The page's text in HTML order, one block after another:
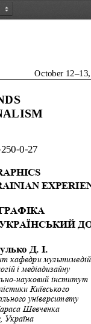
October 12–
250-0-27
HICS
EXPE
ФІКА
Д. І.
кафедри
і медіадизайну
-науковий інститут
Київського
університету
Шевченка
Україна